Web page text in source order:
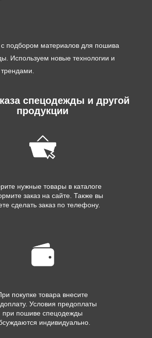
подбором материалов для пошива
Используем новые технологии и
спецодежды и другой
продукции
нужные товары в каталоге
заказ на сайте. Также вы
сделать заказ по телефону.
покупке товара внесите
Условия предоплаты
при пошиве спецодежды
индивидуально.